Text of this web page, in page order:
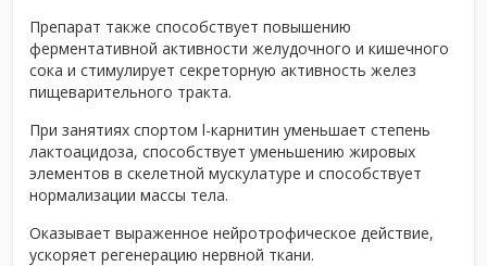
Препарат также способствует повышению
ферментативной активности желудочного и кишечного
сока и стимулирует секреторную активность желез
пищеварительного тракта.
При занятиях спортом l-карнитин уменьшает степень
лактоацидоза, способствует уменьшению жировых
элементов в скелетной мускулатуре и способствует
нормализации массы тела.
Оказывает выраженное нейротрофическое действие,
ускоряет регенерацию нервной ткани.